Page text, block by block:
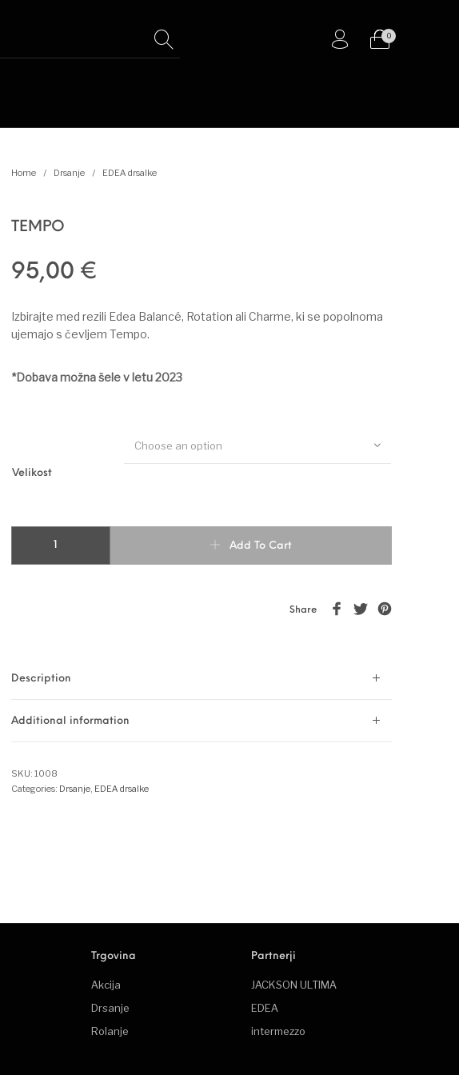
0
Rolanje
Home / Drsanje / EDEA drsalke
TEMPO
95,00 €
Izbirajte med rezili Edea Balancé, Rotation ali Charme, ki se popolnoma
ujemajo s čevljem Tempo.
*Dobava možna šele v letu 2023
Velikost
Choose an option
Add To Cart
Share
Description
Additional information
SKU: 1008
Categories: Drsanje EDEA drsalke
Trgovina
Akcija
Drsanje
Rolanje
Partnerji
JACKSON ULTIMA
EDEA
intermezzo